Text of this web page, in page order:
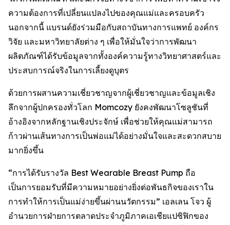
ความต้องการที่เปลี่ยนแปลงไปของคุณแม่และครอบครัว
นอกจากนี้ แบรนด์ยังร่วมมือกับสถาบันทางการแพทย์ องค์กร
วิจัย และมหาวิทยาลัยต่าง ๆ เพื่อให้มั่นใจว่าการพัฒนา
ผลิตภัณฑ์ได้รับข้อมูลจากทั้งองค์ความรู้ทางวิทยาศาสตร์และ
ประสบการณ์จริงในการเลี้ยงดูบุตร
ด้วยการผสานความเชี่ยวชาญจากผู้เชี่ยวชาญและข้อมูลเชิง
ลึกจากผู้ปกครองทั่วโลก Momcozy ยังคงพัฒนาโซลูชันที่
อ้างอิงจากหลักฐานเชิงประจักษ์ เพื่อช่วยให้คุณแม่สามารถ
ก้าวผ่านเส้นทางการเป็นพ่อแม่ได้อย่างมั่นใจและสะดวกสบาย
มากยิ่งขึ้น
“การได้รับรางวัล Best Wearable Breast Pump ถือ
เป็นการยอมรับที่มีความหมายอย่างยิ่งต่อพันธกิจของเราใน
การทำให้การเป็นแม่ง่ายขึ้นผ่านนวัตกรรม” เอลเลน โจว ผู้
อำนวยการฝ่ายการตลาดประจำภูมิภาคเอเชียแปซิฟิกของ